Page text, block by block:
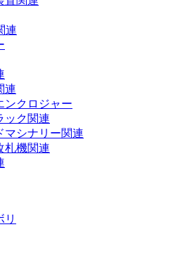
連
連
ンクロジャー
ック関連
マシナリー関連
札機関連
リ